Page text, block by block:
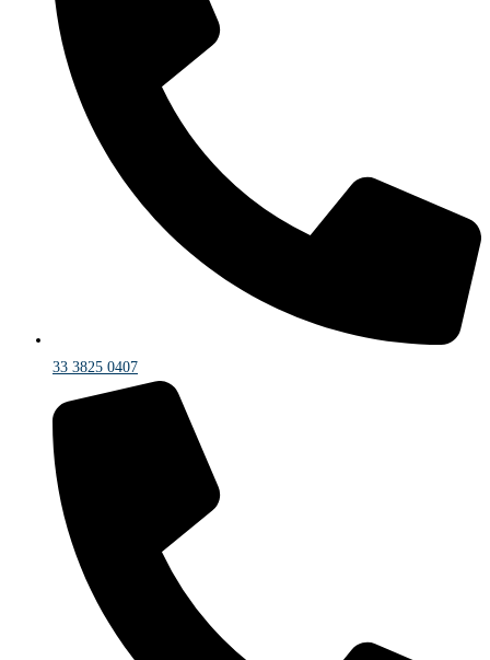
33 3825 0407